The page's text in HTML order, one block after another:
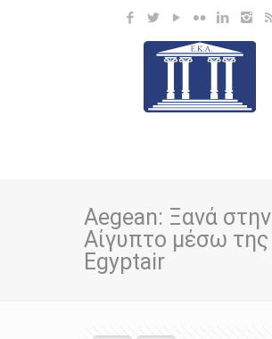
Aegean: Ξανά στην
Αίγυπτο μέσω της
Egyptair